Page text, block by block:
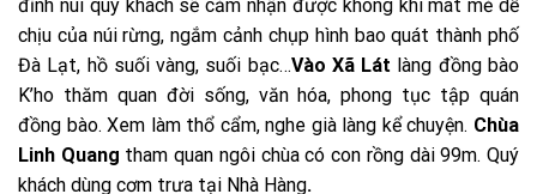
đỉnh núi quý khách sẽ cảm nhận được không khí mát mẻ dễ
chịu của núi rừng, ngắm cảnh chụp hình bao quát thành phố
Đà Lạt, hồ suối vàng, suối bạc…Vào Xã Lát làng đồng bào
K’ho thăm quan đời sống, văn hóa, phong tục tập quán
đồng bào. Xem làm thổ cẩm, nghe già làng kể chuyện. Chùa
Linh Quang tham quan ngôi chùa có con rồng dài 99m. Quý
khách dùng cơm trưa tại Nhà Hàng.